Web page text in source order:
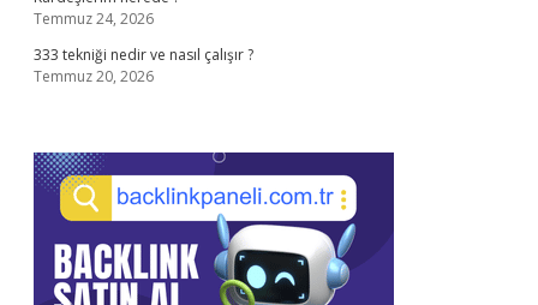
Temmuz 24, 2026
333 tekniği nedir ve nasıl çalışır ?
Temmuz 20, 2026